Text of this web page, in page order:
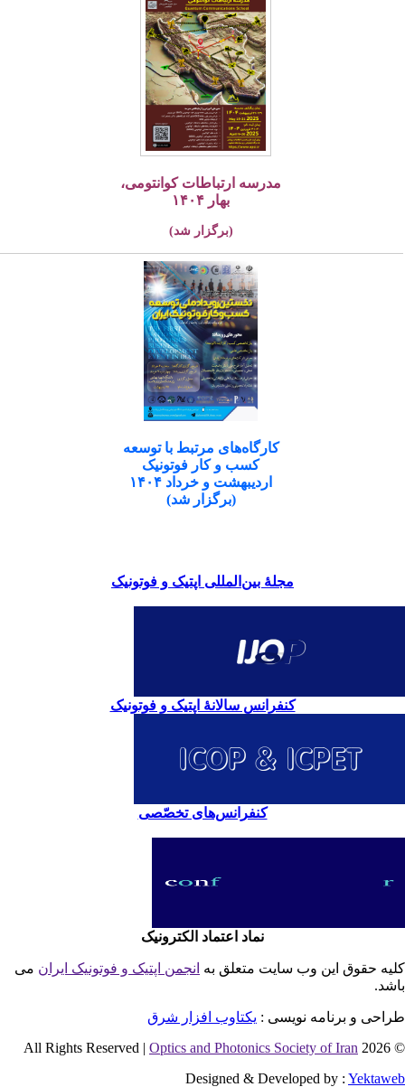
مدرسه ارتباطات کوانتومی،
بهار ۱۴۰۴
(برگزار شد)
کارگاه‌های مرتبط با توسعه
کسب و کار فوتونیک
اردیبهشت و خرداد ۱۴۰۴
(برگزار شد)
مجلۀ بین‌المللی اپتیک و فوتونیک
کنفرانس سالانۀ اپتیک و فوتونیک
کنفرانس‌های تخصّصی
نماد اعتماد الکترونیک
حقوق این وب سایت متعلق بهانجمن اپتیک و فوتونیک ایران می
و برنامه نویسی : یکتاوب افزار شرق
©
Optics and Photonics Society of Iran
Designed & Developed by :